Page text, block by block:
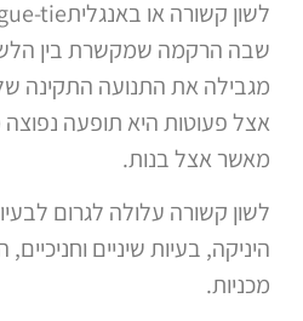
שבה הרקמה שמקשרת בין
מגבילה את התנועה התקינה
אצל פעוטות היא תופעה
מאשר אצל בנות.
לשון קשורה עלולה לגרום
היניקה, בעיות שיניים
מכניות.